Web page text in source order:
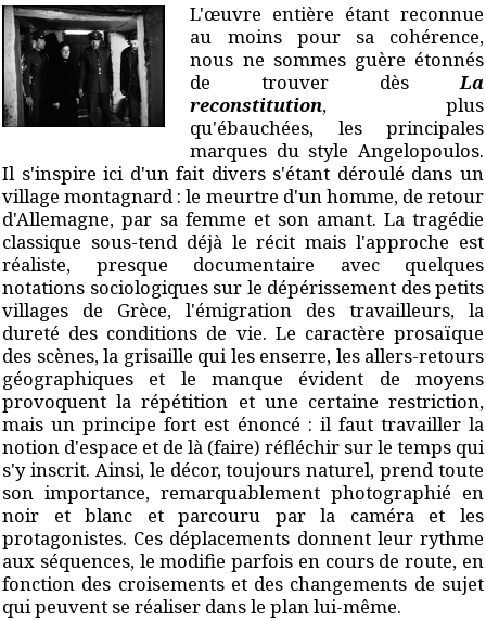
L'œuvre entière étant reconnue
au moins pour sa cohérence,
nous ne sommes guère étonnés
de trouver dèsLa
reconstitution, plus
qu'ébauchées, les principales
marques du style Angelopoulos.
Il s'inspire ici d'un fait divers s'étant déroulé dans un
village montagnard : le meurtre d'un homme, de retour
d'Allemagne, par sa femme et son amant. La tragédie
classique sous-tend déjà le récit mais l'approche est
réaliste, presque documentaire avec quelques
notations sociologiques sur le dépérissement des petits
villages de Grèce, l'émigration des travailleurs, la
dureté des conditions de vie. Le caractère prosaïque
des scènes, la grisaille qui les enserre, les allers-retours
géographiques et le manque évident de moyens
provoquent la répétition et une certaine restriction,
mais un principe fort est énoncé : il faut travailler la
notion d'espace et de là (faire) réfléchir sur le temps qui
s'y inscrit. Ainsi, le décor, toujours naturel, prend toute
son importance, remarquablement photographié en
noir et blanc et parcouru par la caméra et les
protagonistes. Ces déplacements donnent leur rythme
aux séquences, le modifie parfois en cours de route, en
fonction des croisements et des changements de sujet
qui peuvent se réaliser dans le plan lui-même.